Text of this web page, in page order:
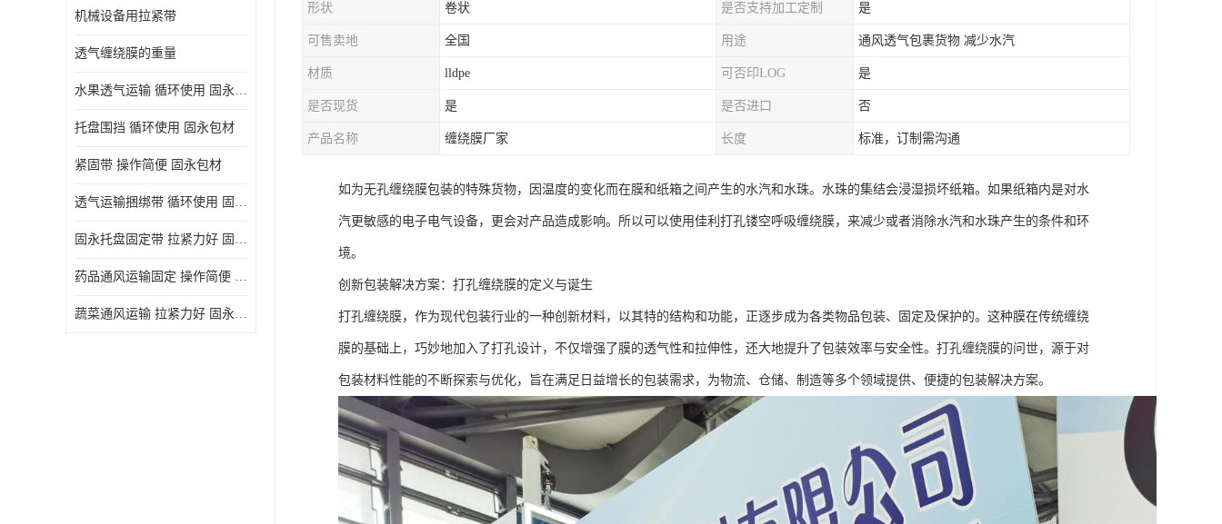
机械设备用拉紧带
透气缠绕膜的重量
水果透气运输 循环使用 固永包材
托盘围挡 循环使用 固永包材
紧固带 操作简便 固永包材
透气运输捆绑带 循环使用 固永包材
固永托盘固定带 拉紧力好 固永包材
药品通风运输固定 操作简便 固永包材
蔬菜通风运输 拉紧力好 固永包材
形状 卷状 是否支持加工定制 是
可售卖地 全国 用途 通风透气包裹货物 减少水汽
材质 lldpe 可否印LOG 是
是否现货 是 是否进口 否
产品名称 缠绕膜厂家 长度 标准，订制需沟通
如为无孔缠绕膜包装的特殊货物，因温度的变化而在膜和纸箱之间产生的水汽和水珠。水珠的集结会浸湿损坏纸箱。如果纸箱内是对水
汽更敏感的电子电气设备，更会对产品造成影响。所以可以使用佳利打孔镂空呼吸缠绕膜，来减少或者消除水汽和水珠产生的条件和环
境。
创新包装解决方案：打孔缠绕膜的定义与诞生
打孔缠绕膜，作为现代包装行业的一种创新材料，以其特的结构和功能，正逐步成为各类物品包装、固定及保护的。这种膜在传统缠绕
膜的基础上，巧妙地加入了打孔设计，不仅增强了膜的透气性和拉伸性，还大地提升了包装效率与安全性。打孔缠绕膜的问世，源于对
包装材料性能的不断探索与优化，旨在满足日益增长的包装需求，为物流、仓储、制造等多个领域提供、便捷的包装解决方案。